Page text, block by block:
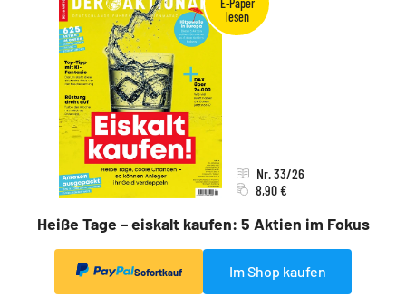
Heiße Tage – eiskalt kaufen: 5 Aktien im Fokus
Nr. 33/26
8,90 €
Sofortkauf Im Shop kaufen